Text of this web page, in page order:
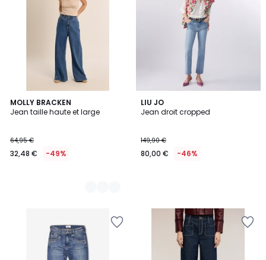
MOLLY BRACKEN
Jean taille haute et large
64,95 €
32,48 € -49%
2
Couleurs
LIU JO
Jean droit cropped
149,90 €
80,00 € -46%